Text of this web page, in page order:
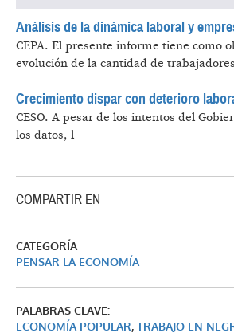
Análisis de la dinámica laboral y
CEPA. El presente informe tiene como
evolución de la cantidad de
Crecimiento dispar con deterioro
CESO. A pesar de los intentos del
los datos, l
COMPARTIR EN
CATEGORÍA
PENSAR LA ECONOMÍA
PALABRAS CLAVE:
ECONOMÍA POPULAR, TRABAJO EN